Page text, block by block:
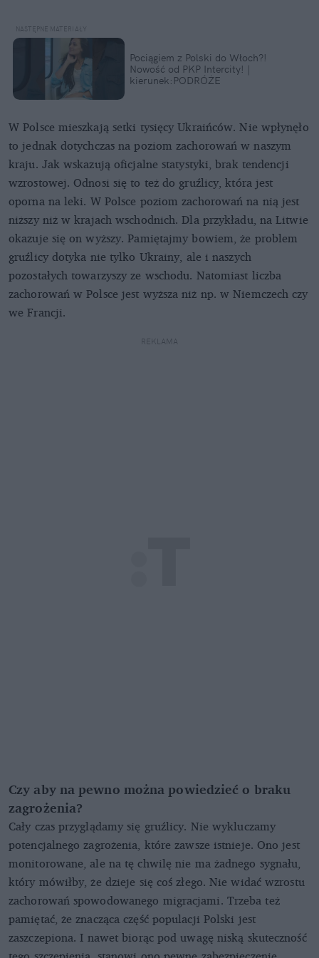
Pociągiem z Polski do Włoch?!
Nowość od PKP Intercity! |
kierunek:PODRÓŻE
W Polsce mieszkają setki tysięcy Ukraińców. Nie wpłynęło
to jednak dotychczas na poziom zachorowań w naszym
kraju. Jak wskazują oficjalne statystyki, brak tendencji
wzrostowej. Odnosi się to też do gruźlicy, która jest
oporna na leki. W Polsce poziom zachorowań na nią jest
niższy niż w krajach wschodnich. Dla przykładu, na Litwie
okazuje się on wyższy. Pamiętajmy bowiem, że problem
gruźlicy dotyka nie tylko Ukrainy, ale i naszych
pozostałych towarzyszy ze wschodu. Natomiast liczba
zachorowań w Polsce jest wyższa niż np. w Niemczech czy
we Francji.
REKLAMA
Czy aby na pewno można powiedzieć o braku
zagrożenia?
Cały czas przyglądamy się gruźlicy. Nie wykluczamy
potencjalnego zagrożenia, które zawsze istnieje. Ono jest
monitorowane, ale na tę chwilę nie ma żadnego sygnału,
który mówiłby, że dzieje się coś złego. Nie widać wzrostu
zachorowań spowodowanego migracjami. Trzeba też
pamiętać, że znacząca część populacji Polski jest
zaszczepiona. I nawet biorąc pod uwagę niską skuteczność